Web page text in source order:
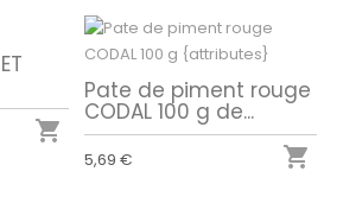

Pate de piment rouge
CODAL 100 g de...
5,69 € 